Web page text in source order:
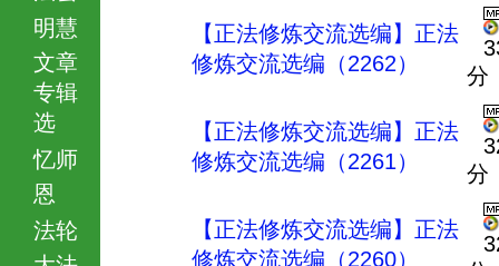
明慧
文章
专辑
选
忆师
恩
法轮
【正法修炼交流选编】正法
修炼交流选编（2262）
分
【正法修炼交流选编】正法
修炼交流选编（2261）
分
【正法修炼交流选编】正法
修炼交流选编（2260）